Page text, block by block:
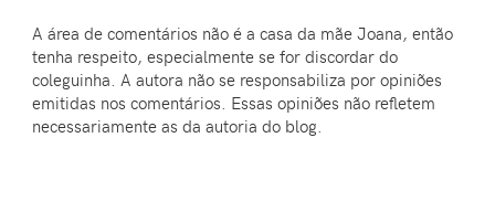
A área de comentários não é a casa da mãe Joana, então
tenha respeito, especialmente se for discordar do
coleguinha. A autora não se responsabiliza por opiniões
emitidas nos comentários. Essas opiniões não refletem
necessariamente as da autoria do blog.